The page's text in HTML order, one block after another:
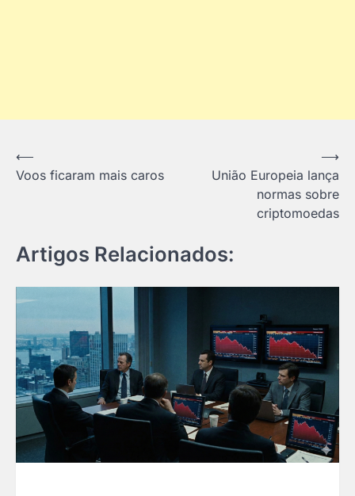
Navegação
de
⟵
Voos ficaram mais caros
União Europeia lança
normas sobre
criptomoedas
⟶
Artigos Relacionados: